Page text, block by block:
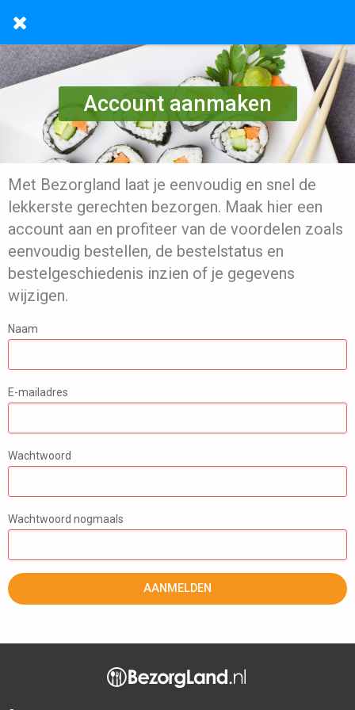
Account aanmaken
Met Bezorgland laat je eenvoudig en snel de
lekkerste gerechten bezorgen. Maak hier een
account aan en profiteer van de voordelen zoals
eenvoudig bestellen, de bestelstatus en
bestelgeschiedenis inzien of je gegevens
wijzigen.
Naam
E-mailadres
Wachtwoord
Wachtwoord nogmaals
AANMELDEN